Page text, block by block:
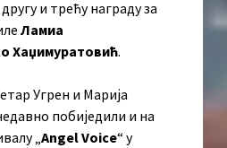
и трећу награду за
Ламиа
Хаџимуратовић.
Угрен и Марија
побиједили и на
„Angel Voice“ у